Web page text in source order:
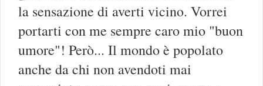
la sensazione di averti vicino. Vorrei
portarti con me sempre caro mio "buon
umore"! Però... Il mondo è popolato
anche da chi non avendoti mai